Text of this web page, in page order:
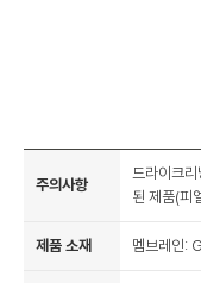
주의사항
드라이크
된 제품(피
제품 소재 멤브레인: